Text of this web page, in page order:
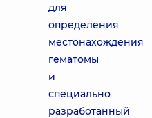
для
определения
местонахождения
гематомы
и
специально
разработанный